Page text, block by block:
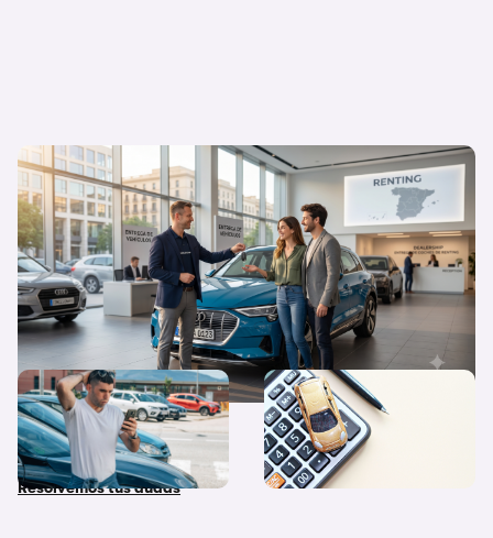
Flexibilidad o propiedad: ¿Por qué el
renting triunfa cada vez más en España?
¿Qué diferencias hay entre
coche nuevo, coche de
stock y coche de Km 0?
Resolvemos tus dudas
Quiero un coche nuevo… ¿lo
pago al contado o financio
su compra?